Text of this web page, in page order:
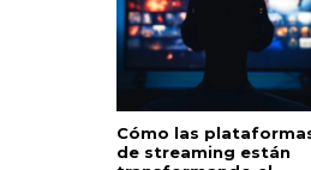
Cómo las
de streaming están